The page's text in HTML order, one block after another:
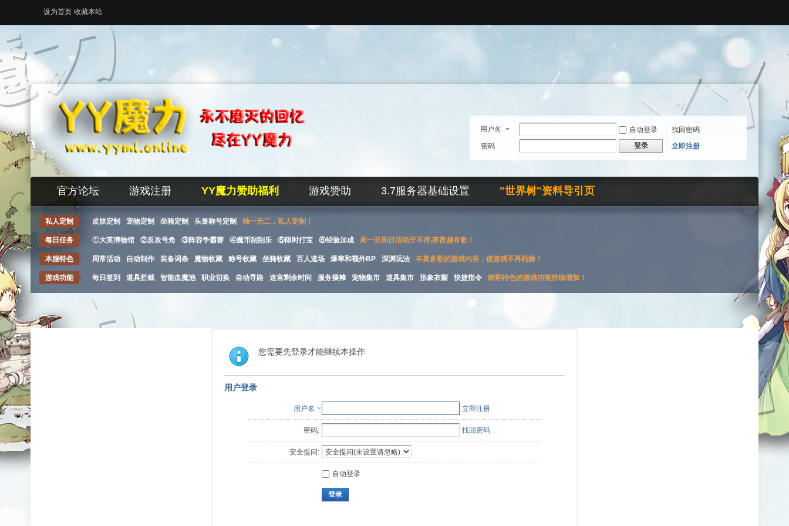
设为首页 收藏本站
用户名 自动登录
找回密码
密码
登录 立即注册
官方论坛 游戏注册 YY魔力赞助福利 游戏赞助 3.7服务器基础设置 "世界树"资料导引页
私人定制 皮肤定制 宠物定制 坐骑定制 头显称号定制 独一无二，私人定制！
每日任务 ①大英博物馆 ②反攻号角 ③阵容争霸赛 ④魔币刮刮乐 ⑤限时打宝 ⑥经验加成 周一至周日活动开不停,夜夜越有歌！
本服特色 周常活动 自动制作 装备词条 魔物收藏 称号收藏 坐骑收藏 百人道场 爆率和额外BP 深渊玩法 丰富多彩的游戏内容，使游戏不再枯燥！
游戏功能 每日签到 道具拦截 智能血魔池 职业切换 自动寻路 迷宫剩余时间 服务摆摊 宠物集市 道具集市 形象衣橱 快捷指令 精彩特色的游戏功能持续增加！
您需要先登录才能继续本操作
用户登录
用户名 立即注册
密码: 找回密码
安全提问:
自动登录
登录